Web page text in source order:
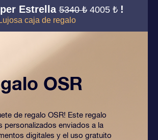
Estrella5340 ₺ 4005 ₺ !
Lujosa caja de regalo
OSR
de regalo OSR! Este regalo
personalizados enviados a la
digitales y el uso gratuito